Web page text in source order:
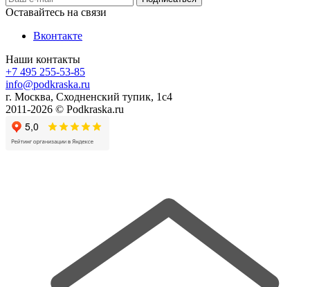
Оставайтесь на связи
Вконтакте
Наши контакты
+7 495 255-53-85
info@podkraska.ru
г. Москва, Сходненский тупик, 1с4
2011-2026 © Podkraska.ru